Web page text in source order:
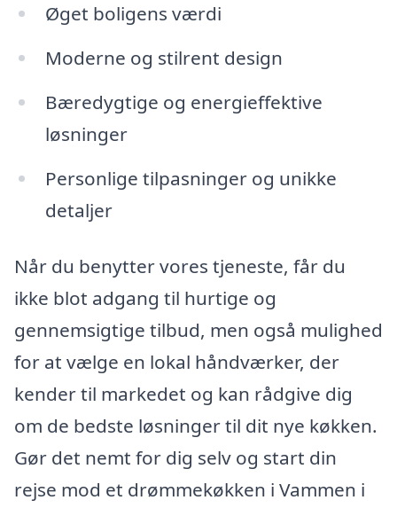
Øget boligens værdi
Moderne og stilrent design
Bæredygtige og energieffektive
løsninger
Personlige tilpasninger og unikke
detaljer
Når du benytter vores tjeneste, får du
ikke blot adgang til hurtige og
gennemsigtige tilbud, men også mulighed
for at vælge en lokal håndværker, der
kender til markedet og kan rådgive dig
om de bedste løsninger til dit nye køkken.
Gør det nemt for dig selv og start din
rejse mod et drømmekøkken i Vammen i